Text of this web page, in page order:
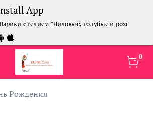
App
с гелием "Лиловые, голубые и розовые"
0
Рождения